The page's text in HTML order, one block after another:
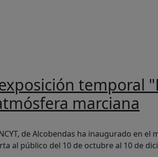
a la
marciana
de Alcobendas ha inaugurado en
al público del 10 de octubre al 10 de